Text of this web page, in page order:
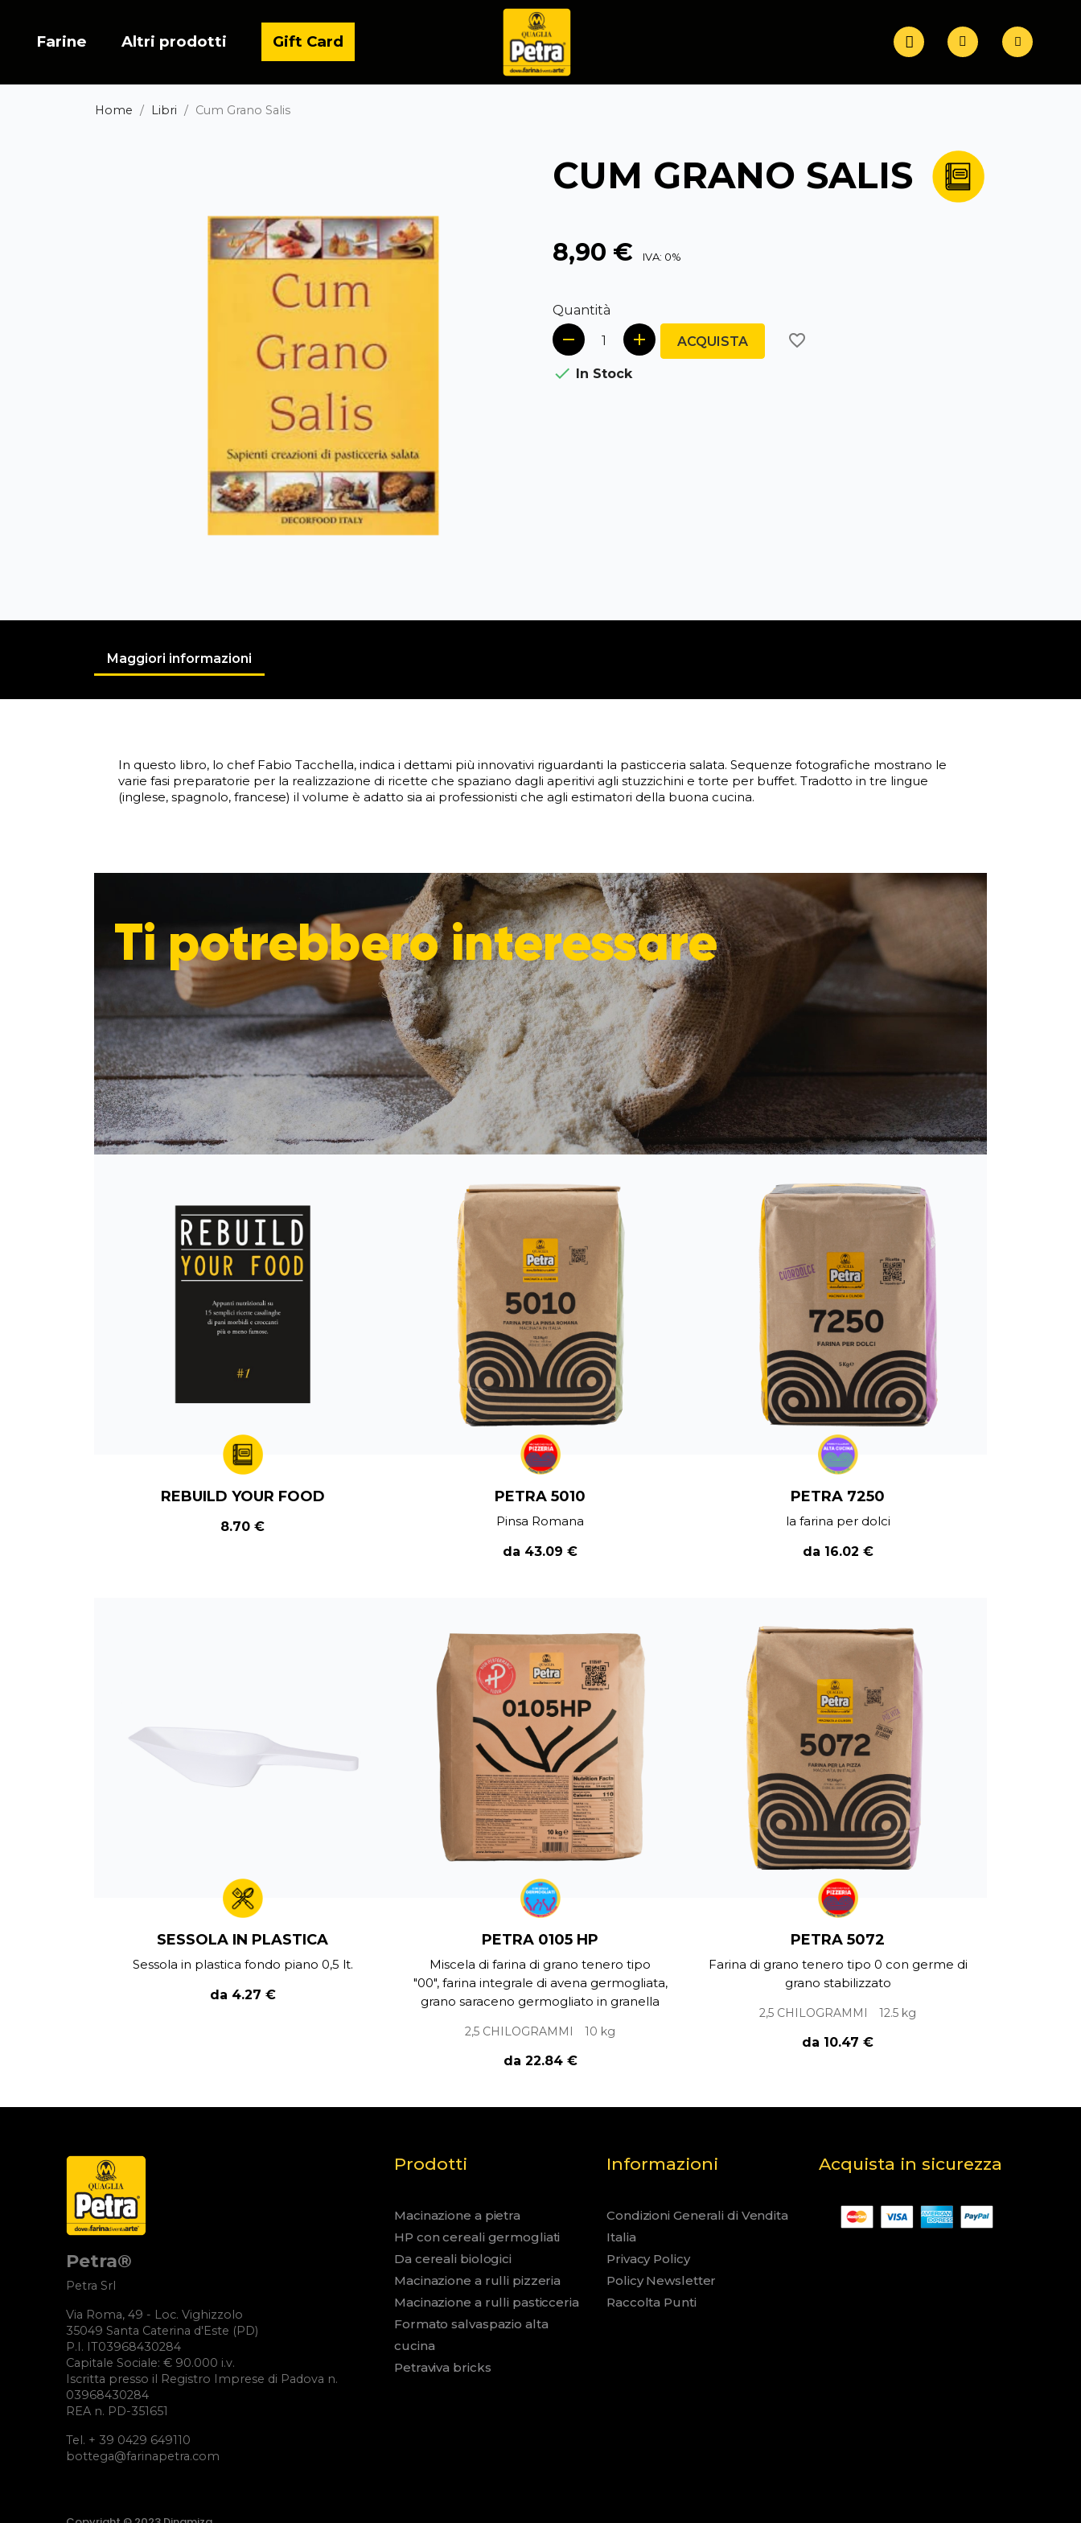
Farine Altri prodotti Gift Card
Home Libri Cum Grano Salis
CUM GRANO SALIS
8,90 € IVA: 0%
Quantità
ACQUISTA
favorite_border
 In Stock
Maggiori informazioni
In questo libro, lo chef Fabio Tacchella, indica i dettami più innovativi riguardanti la pasticceria salata. Sequenze fotografiche mostrano le
varie fasi preparatorie per la realizzazione di ricette che spaziano dagli aperitivi agli stuzzichini e torte per buffet. Tradotto in tre lingue
(inglese, spagnolo, francese) il volume è adatto sia ai professionisti che agli estimatori della buona cucina.
Ti potrebbero interessare
REBUILD YOUR FOOD
8.70 €
PETRA 5010
Pinsa Romana
da 43.09 €
PETRA 7250
la farina per dolci
da 16.02 €
SESSOLA IN PLASTICA
Sessola in plastica fondo piano 0,5 lt.
da 4.27 €
PETRA 0105 HP
Miscela di farina di grano tenero tipo
"00", farina integrale di avena germogliata,
grano saraceno germogliato in granella
2,5 CHILOGRAMMI 10 kg
da 22.84 €
PETRA 5072
Farina di grano tenero tipo 0 con germe di
grano stabilizzato
2,5 CHILOGRAMMI 12.5 kg
da 10.47 €
Petra®
Petra Srl
Via Roma, 49 - Loc. Vighizzolo
35049 Santa Caterina d'Este (PD)
P.I. IT03968430284
Capitale Sociale: € 90.000 i.v.
Iscritta presso il Registro Imprese di Padova n.
03968430284
REA n. PD-351651
Tel. + 39 0429 649110
bottega@farinapetra.com
Prodotti
Macinazione a pietra
HP con cereali germogliati
Da cereali biologici
Macinazione a rulli pizzeria
Macinazione a rulli pasticceria
Formato salvaspazio alta
cucina
Petraviva bricks
Informazioni
Condizioni Generali di Vendita
Italia
Privacy Policy
Policy Newsletter
Raccolta Punti
Acquista in sicurezza